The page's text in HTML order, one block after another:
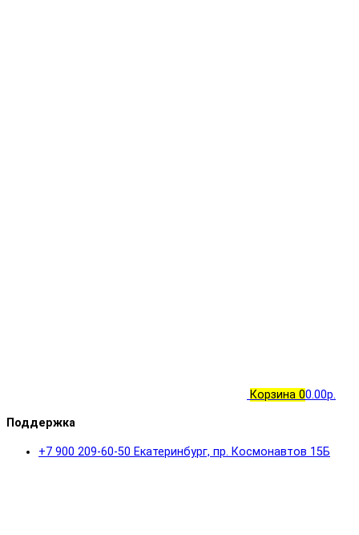
Корзина 00.00р.
Поддержка
+7 900 209-60-50 Екатеринбург, пр. Космонавтов 15Б